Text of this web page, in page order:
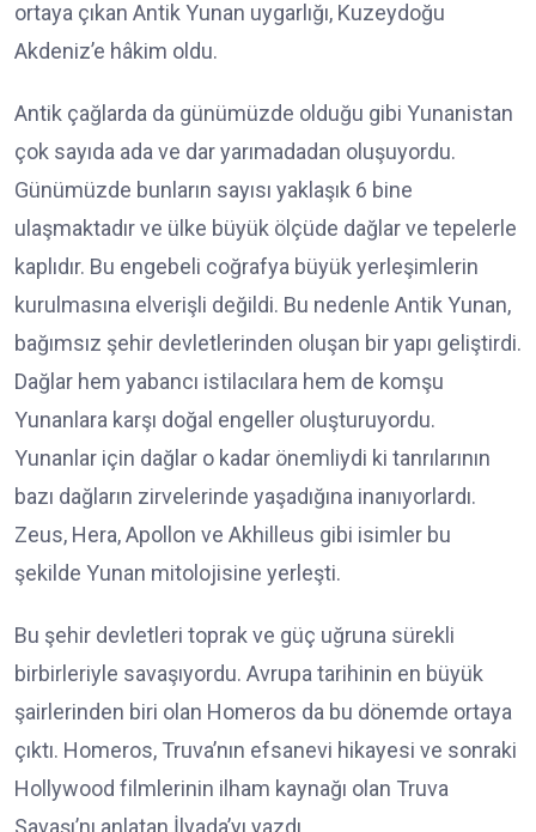
ortaya çıkan Antik Yunan uygarlığı, Kuzeydoğu
Akdeniz’e hâkim oldu.
Antik çağlarda da günümüzde olduğu gibi Yunanistan
çok sayıda ada ve dar yarımadadan oluşuyordu.
Günümüzde bunların sayısı yaklaşık 6 bine
ulaşmaktadır ve ülke büyük ölçüde dağlar ve tepelerle
kaplıdır. Bu engebeli coğrafya büyük yerleşimlerin
kurulmasına elverişli değildi. Bu nedenle Antik Yunan,
bağımsız şehir devletlerinden oluşan bir yapı geliştirdi.
Dağlar hem yabancı istilacılara hem de komşu
Yunanlara karşı doğal engeller oluşturuyordu.
Yunanlar için dağlar o kadar önemliydi ki tanrılarının
bazı dağların zirvelerinde yaşadığına inanıyorlardı.
Zeus, Hera, Apollon ve Akhilleus gibi isimler bu
şekilde Yunan mitolojisine yerleşti.
Bu şehir devletleri toprak ve güç uğruna sürekli
birbirleriyle savaşıyordu. Avrupa tarihinin en büyük
şairlerinden biri olan Homeros da bu dönemde ortaya
çıktı. Homeros, Truva’nın efsanevi hikayesi ve sonraki
Hollywood filmlerinin ilham kaynağı olan Truva
Savaşı’nı anlatan İlyada’yı yazdı.